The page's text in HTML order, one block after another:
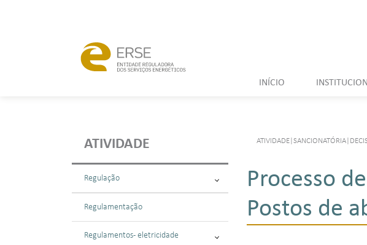
INÍCIO
ATIVIDADE
Regulação
Regulamentação
Regulamentos - eletricidade
ATIVIDADE SANCIONATÓRIA
Processo
Postos de